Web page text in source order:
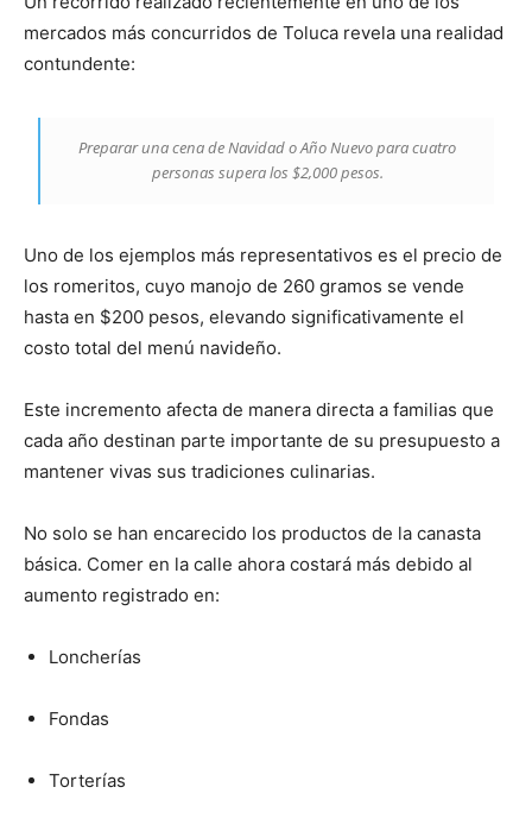
mercados más concurridos de Toluca revela una realidad
contundente:
Preparar una cena de Navidad o Año Nuevo para cuatro
personas supera los $2,000 pesos.
Uno de los ejemplos más representativos es el precio de
los romeritos, cuyo manojo de 260 gramos se vende
hasta en $200 pesos, elevando significativamente el
costo total del menú navideño.
Este incremento afecta de manera directa a familias que
cada año destinan parte importante de su presupuesto a
mantener vivas sus tradiciones culinarias.
No solo se han encarecido los productos de la canasta
básica. Comer en la calle ahora costará más debido al
aumento registrado en:
Loncherías
Fondas
Torterías